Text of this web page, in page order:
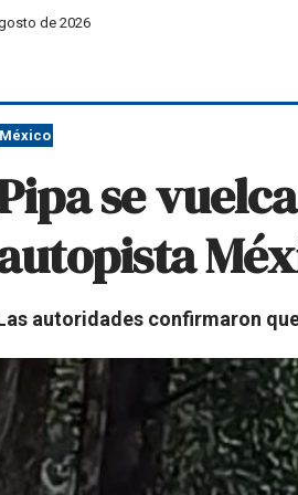
de 2026
México
se
autoridades confirmaron